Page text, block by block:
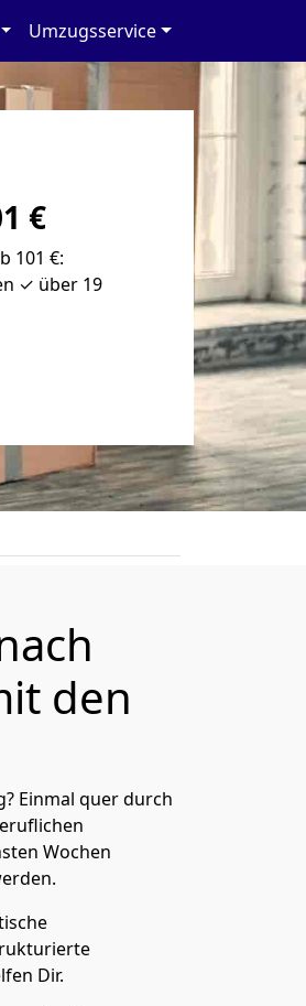
Umzugsservice
€
101 €:
✓ über 19
den
Einmal quer durch
Wochen
Dir.